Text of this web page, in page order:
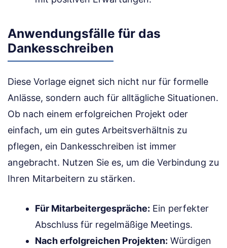
Anwendungsfälle für das
Dankesschreiben
Diese Vorlage eignet sich nicht nur für formelle
Anlässe, sondern auch für alltägliche Situationen.
Ob nach einem erfolgreichen Projekt oder
einfach, um ein gutes Arbeitsverhältnis zu
pflegen, ein Dankesschreiben ist immer
angebracht. Nutzen Sie es, um die Verbindung zu
Ihren Mitarbeitern zu stärken.
Für Mitarbeitergespräche: Ein perfekter
Abschluss für regelmäßige Meetings.
Nach erfolgreichen Projekten: Würdigen